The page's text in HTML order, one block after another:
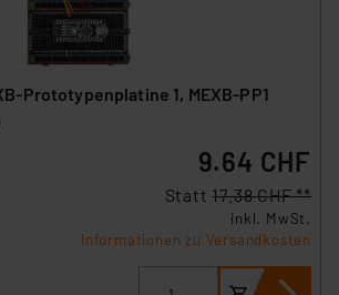
Prototypenplatine 1, MEXB-PP1
9.64 CHF
Statt17.38 CHF **
inkl. MwSt.
Informationen zu Versandkosten